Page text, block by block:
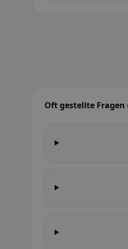
Oft gestellte